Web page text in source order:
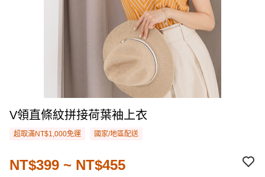
V領直條紋拼接荷葉袖上衣
超取滿NT$1,000免運 國家/地區配送
NT$399 ~ NT$455